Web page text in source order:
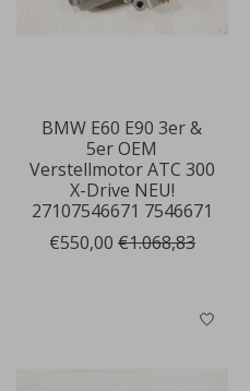
BMW E60 E90 3er &
5er OEM
Verstellmotor ATC 300
X-Drive NEU!
27107546671 7546671
€550,00 €1.068,83